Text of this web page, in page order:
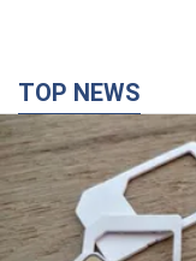
TOP NEWS